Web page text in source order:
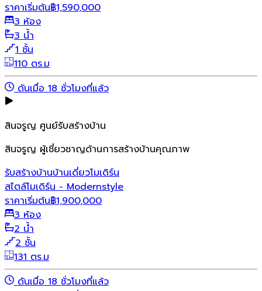
ราคาเริ่มต้น฿1,590,000
3 ห้อง
3 น้ำ
1 ชั้น
110 ตร.ม
ดันเมื่อ 18 ชั่วโมงที่แล้ว
สินจรูญ ศูนย์รับสร้างบ้าน
สินจรูญ ผู้เชี่ยวชาญด้านการสร้างบ้านคุณภาพ
รับสร้างบ้านบ้านเดี่ยวโมเดิร์น
สไตล์โมเดิร์น - Modernstyle
ราคาเริ่มต้น฿1,900,000
3 ห้อง
2 น้ำ
2 ชั้น
131 ตร.ม
ดันเมื่อ 18 ชั่วโมงที่แล้ว